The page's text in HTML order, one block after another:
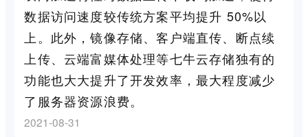
数据访问速度较传统方案平均提升 50%以
上。此外，镜像存储、客户端直传、断点续
上传、云端富媒体处理等七牛云存储独有的
功能也大大提升了开发效率，最大程度减少
了服务器资源浪费。
2021-08-31